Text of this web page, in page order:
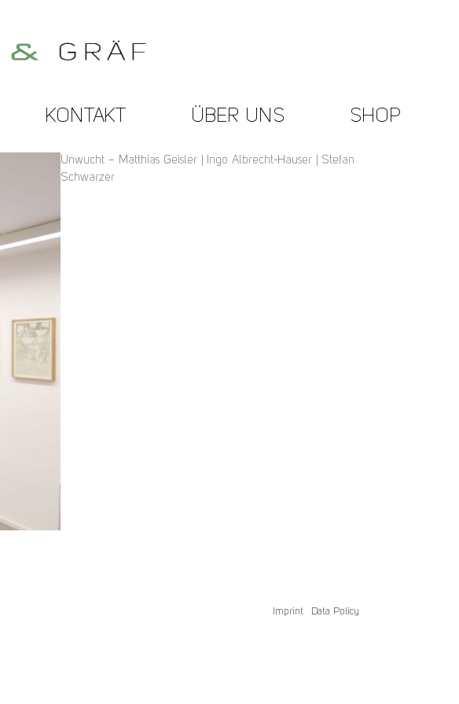
KONTAKT ÜBER UNS SHOP
Unwucht – Matthias Geisler | Ingo Albrecht-Hauser | Stefan
Schwarzer
Imprint Data Policy